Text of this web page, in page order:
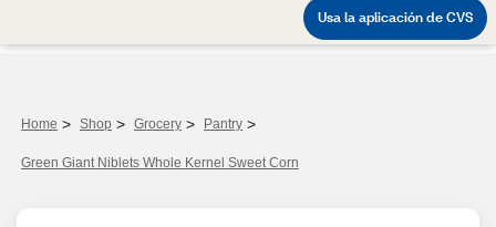
Home > Shop > Grocery > Pantry >
Green Giant Niblets Whole Kernel Sweet Corn